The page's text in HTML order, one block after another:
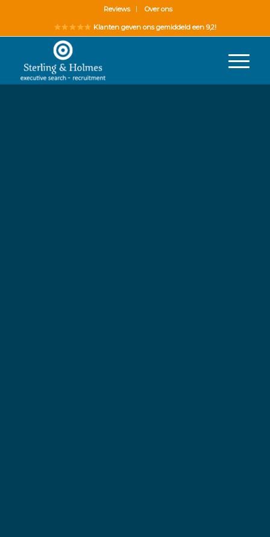
Reviews Over ons
Klanten geven ons gemiddeld een 9,2!